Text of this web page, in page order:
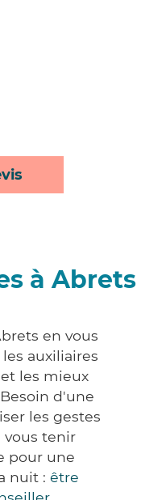
à Abrets
en vous
auxiliaires
les mieux
d'une
les gestes
vous tenir
pour une
nuit : être